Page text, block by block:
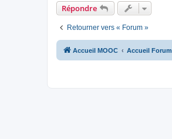
Répondre
Retourner vers « Forum »
Accueil MOOC Accueil Forum